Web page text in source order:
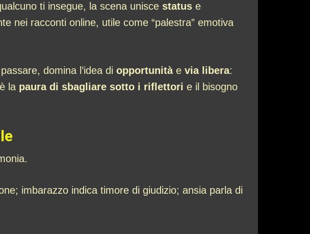
ti insegue, la scena unisce status e
nei racconti online, utile come “palestra” emotiva
domina l’idea di opportunitàe via libera:
la paura di sbagliare sotto i riflettori e il bisogno
imbarazzo indica timore di giudizio; ansia parla di